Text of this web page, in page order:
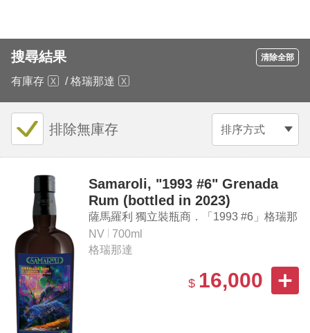
搜尋結果 清除全部
有庫存 / 格瑞那達
排序方式
排除無庫存
Samaroli, "1993 #6" Grenada
Rum (bottled in 2023)
薩馬羅利 獨立裝瓶商．「1993 #6」格瑞那
達蘭姆酒（2023裝瓶）
NV
700ml
格瑞那達
$ 16,000